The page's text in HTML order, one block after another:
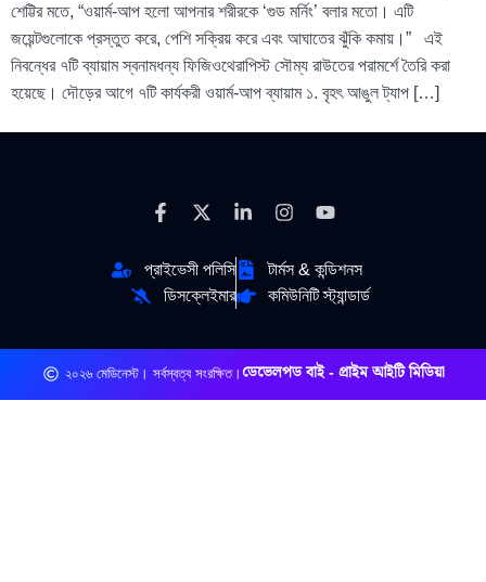
শেট্টির মতে, “ওয়ার্ম-আপ হলো আপনার শরীরকে ‘গুড মর্নিং’ বলার মতো। এটি
জয়েন্টগুলোকে প্রস্তুত করে, পেশি সক্রিয় করে এবং আঘাতের ঝুঁকি কমায়।” এই
নিবন্ধের ৭টি ব্যায়াম স্বনামধন্য ফিজিওথেরাপিস্ট সৌম্য রাউতের পরামর্শে তৈরি করা
হয়েছে। দৌড়ের আগে ৭টি কার্যকরী ওয়ার্ম-আপ ব্যায়াম ১. বৃহৎ আঙুল ট্যাপ […]
প্রাইভেসী পলিসি
টার্মস & কন্ডিশনস
ডিসক্লেইমার
কমিউনিটি স্ট্যান্ডার্ড
২০২৬ মেডিনেস্ট। সর্বস্বত্ব সংরক্ষিত। ডেভেলপড বাই - প্রাইম আইটি মিডিয়া